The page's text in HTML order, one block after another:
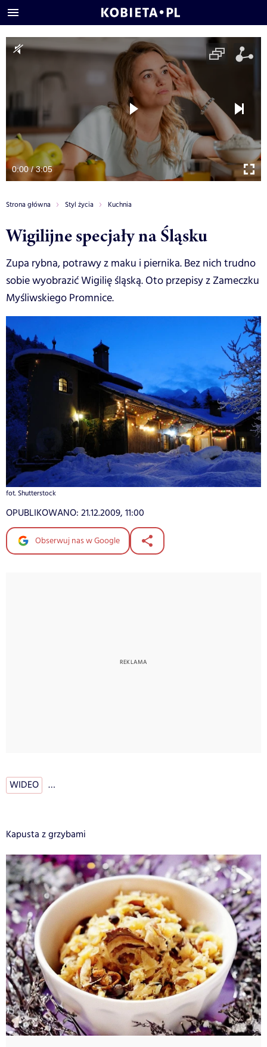
0:00 / 3:05
Strona główna Styl życia Kuchnia
Wigilijne specjały na Śląsku
Zupa rybna, potrawy z maku i piernika. Bez nich trudno
sobie wyobrazić Wigilię śląską. Oto przepisy z Zameczku
Myśliwskiego Promnice.
fot. Shutterstock
OPUBLIKOWANO: 21.12.2009, 11:00
Obserwuj nas w Google
WIDEO …
Kapusta z grzybami